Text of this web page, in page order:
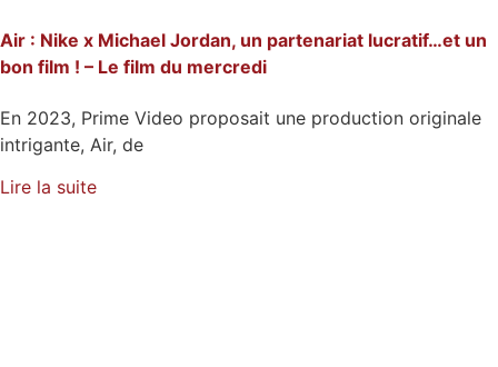
Air : Nike x Michael Jordan, un partenariat lucratif…et un
bon film ! – Le film du mercredi
En 2023, Prime Video proposait une production originale
intrigante, Air, de
Lire la suite